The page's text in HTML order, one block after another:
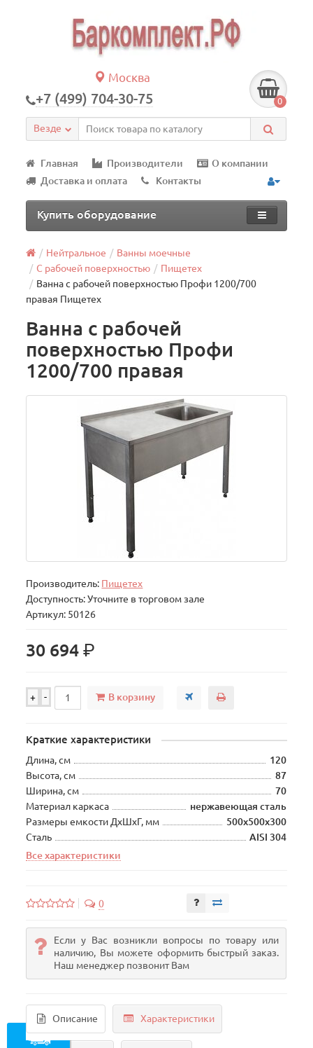
Москва
+7 (499) 704-30-75 0
Везде
Главная Производители
О компании
Доставка и оплата
Контакты
Купить оборудование
Нейтральное
Ванны моечные
С рабочей поверхностью
Пищетех
Ванна с рабочей поверхностью Профи 1200/700
правая Пищетех
Ванна с рабочей
поверхностью Профи
1200/700 правая
Производитель: Пищетех
Доступность: Уточните в торговом зале
Артикул: 50126
30 694р.
+ - В корзину
Краткие характеристики
Длина, см
120
Высота, см
87
Ширина, см
70
Материал каркаса
нержавеющая сталь
Размеры емкости ДхШхГ, мм
500х500х300
Сталь
AISI 304
Все характеристики
0
Если у Вас возникли вопросы по товару или
наличию, Вы можете оформить быстрый заказ.
Наш менеджер позвонит Вам
Описание Характеристики